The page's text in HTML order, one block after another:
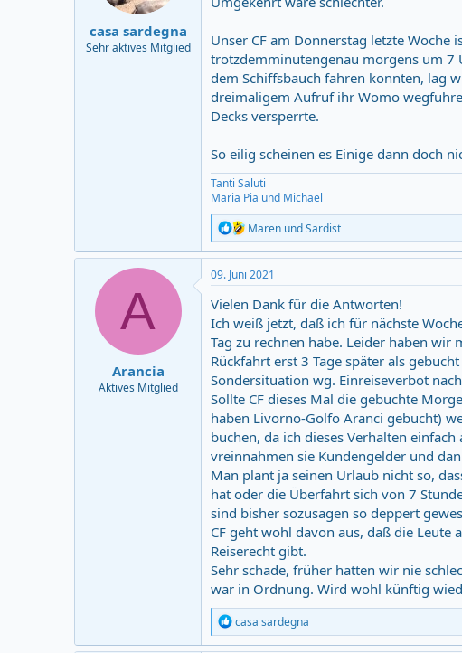
casa sardegna
Sehr aktives Mitglied
Unser CF am Donnerstag letzte
trotzdemminutengenau morgens um 7
dem Schiffsbauch fahren konnten, lag
dreimaligem Aufruf ihr Womo
Decks versperrte.
So eilig scheinen es Einige dann doch
Tanti Saluti
Maria Pia und Michael
R
e
a
c
t
i
o
n
s
:
Maren undSardist
A
Arancia
Aktives Mitglied
09. Juni 2021
Vielen Dank für die Antworten!
Ich weiß jetzt, daß ich für nächste
Tag zu rechnen habe. Leider haben wir
Rückfahrt erst 3 Tage später als
Sondersituation wg. Einreiseverbot
Sollte CF dieses Mal die gebuchte
haben Livorno-Golfo Aranci gebucht)
buchen, da ich dieses Verhalten
vreinnahmen sie Kundengelder und
Man plant ja seinen Urlaub nicht so,
hat oder die Überfahrt sich von 7
sind bisher sozusagen so deppert
CF geht wohl davon aus, daß die Leute
Reiserecht gibt.
Sehr schade, früher hatten wir nie
war in Ordnung. Wird wohl künftig
R
e
a
casa sardegna